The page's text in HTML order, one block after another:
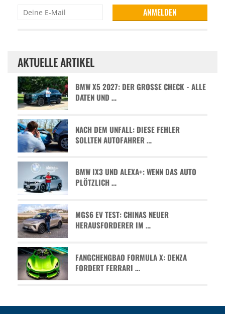
AKTUELLE ARTIKEL
BMW X5 2027: DER GROSSE CHECK - ALLE D
ATEN UND …
NACH DEM UNFALL: DIESE FEHLER
SOLLTEN AUTOFAHRER …
BMW IX3 UND ALEXA+: WENN DAS AUTO
PLÖTZLICH …
MGS6 EV TEST: CHINAS NEUER
HERAUSFORDERER IM …
FANGCHENGBAO FORMULA X: DENZA
FORDERT FERRARI …